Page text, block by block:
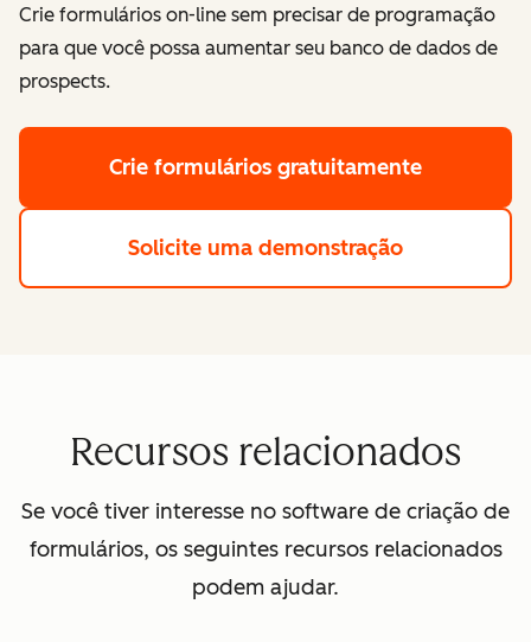
Crie formulários on-line sem precisar de programação
para que você possa aumentar seu banco de dados de
prospects.
Crie formulários gratuitamente
Solicite uma demonstração
Recursos relacionados
Se você tiver interesse no software de criação de
formulários, os seguintes recursos relacionados
podem ajudar.